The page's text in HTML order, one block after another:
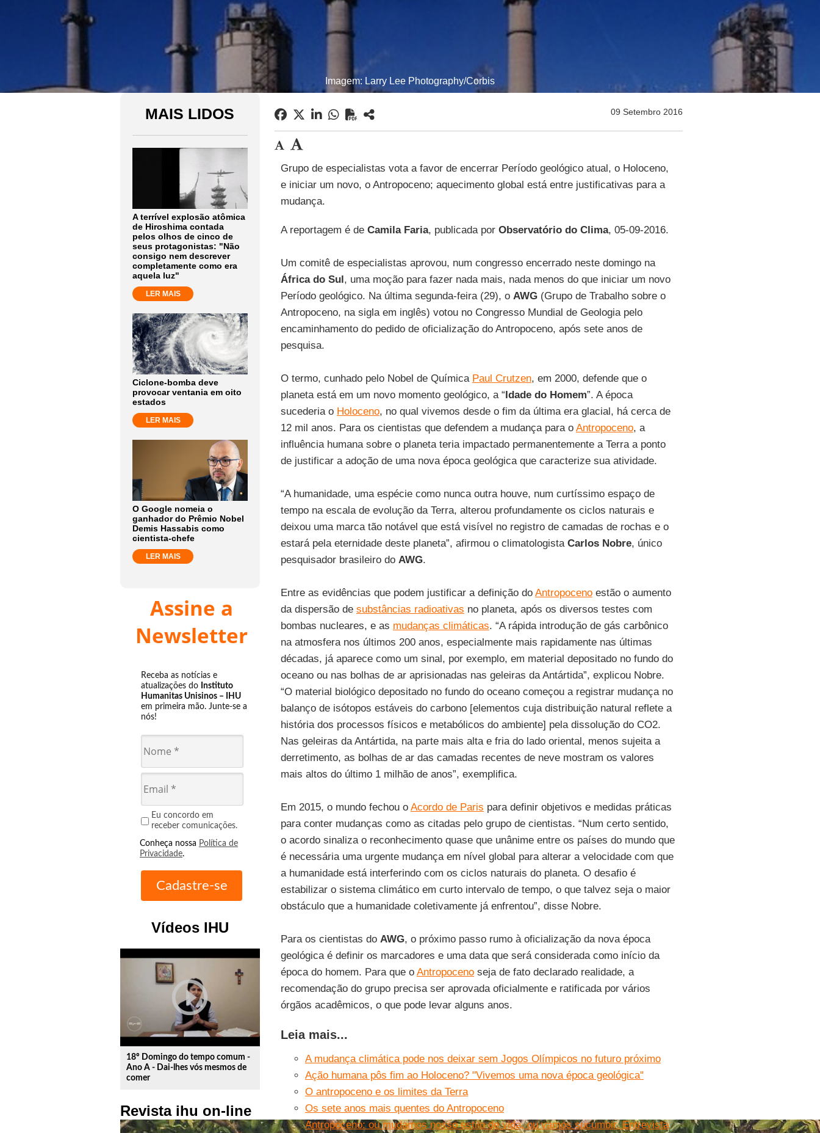
Imagem: Larry Lee Photography/Corbis
MAIS LIDOS
A terrível explosão atômica
de Hiroshima contada
pelos olhos de cinco de
seus protagonistas: "Não
consigo nem descrever
completamente como era
aquela luz"
LER MAIS
Ciclone-bomba deve
provocar ventania em oito
estados
LER MAIS
O Google nomeia o
ganhador do Prêmio Nobel
Demis Hassabis como
cientista-chefe
LER MAIS
Assine a
Newsletter
Receba as notícias e
atualizações do Instituto
Humanitas Unisinos – IHU
em primeira mão. Junte-se a
nós!
Eu concordo em
receber comunicações.
Conheça nossa Política de
Privacidade.
Vídeos IHU
play_circle_outline
18º Domingo do tempo comum -
Ano A - Dai-lhes vós mesmos de
comer
Revista ihu on-line
09 Setembro 2016
Grupo de especialistas vota a favor de encerrar Período geológico atual, o Holoceno,
e iniciar um novo, o Antropoceno; aquecimento global está entre justificativas para a
mudança.
A reportagem é deCamila Faria, publicada por Observatório do Clima, 05-09-2016.
Um comitê de especialistas aprovou, num congresso encerrado neste domingo na
África do Sul, uma moção para fazer nada mais, nada menos do que iniciar um novo
Período geológico. Na última segunda-feira (29), o AWG(Grupo de Trabalho sobre o
Antropoceno, na sigla em inglês) votou no Congresso Mundial de Geologia pelo
encaminhamento do pedido de oficialização do Antropoceno, após sete anos de
pesquisa.
O termo, cunhado pelo Nobel de Química Paul Crutzen, em 2000, defende que o
planeta está em um novo momento geológico, a “Idade do Homem”. A época
sucederia o Holoceno, no qual vivemos desde o fim da última era glacial, há cerca de
12 mil anos. Para os cientistas que defendem a mudança para o Antropoceno, a
influência humana sobre o planeta teria impactado permanentemente a Terra a ponto
de justificar a adoção de uma nova época geológica que caracterize sua atividade.
“A humanidade, uma espécie como nunca outra houve, num curtíssimo espaço de
tempo na escala de evolução da Terra, alterou profundamente os ciclos naturais e
deixou uma marca tão notável que está visível no registro de camadas de rochas e o
estará pela eternidade deste planeta”, afirmou o climatologista Carlos Nobre, único
pesquisador brasileiro do AWG.
Entre as evidências que podem justificar a definição do Antropocenoestão o aumento
da dispersão de substâncias radioativas no planeta, após os diversos testes com
bombas nucleares, e as mudanças climáticas. “A rápida introdução de gás carbônico
na atmosfera nos últimos 200 anos, especialmente mais rapidamente nas últimas
décadas, já aparece como um sinal, por exemplo, em material depositado no fundo do
oceano ou nas bolhas de ar aprisionadas nas geleiras da Antártida”, explicou Nobre.
“O material biológico depositado no fundo do oceano começou a registrar mudança no
balanço de isótopos estáveis do carbono [elementos cuja distribuição natural reflete a
história dos processos físicos e metabólicos do ambiente] pela dissolução do CO2.
Nas geleiras da Antártida, na parte mais alta e fria do lado oriental, menos sujeita a
derretimento, as bolhas de ar das camadas recentes de neve mostram os valores
mais altos do último 1 milhão de anos”, exemplifica.
Em 2015, o mundo fechou o Acordo de Paris para definir objetivos e medidas práticas
para conter mudanças como as citadas pelo grupo de cientistas. “Num certo sentido,
o acordo sinaliza o reconhecimento quase que unânime entre os países do mundo que
é necessária uma urgente mudança em nível global para alterar a velocidade com que
a humanidade está interferindo com os ciclos naturais do planeta. O desafio é
estabilizar o sistema climático em curto intervalo de tempo, o que talvez seja o maior
obstáculo que a humanidade coletivamente já enfrentou”, disse Nobre.
Para os cientistas do AWG, o próximo passo rumo à oficialização da nova época
geológica é definir os marcadores e uma data que será considerada como início da
época do homem. Para que o Antropocenoseja de fato declarado realidade, a
recomendação do grupo precisa ser aprovada oficialmente e ratificada por vários
órgãos acadêmicos, o que pode levar alguns anos.
Leia mais...
A mudança climática pode nos deixar sem Jogos Olímpicos no futuro próximo
Ação humana pôs fim ao Holoceno? "Vivemos uma nova época geológica"
O antropoceno e os limites da Terra
Os sete anos mais quentes do Antropoceno
Antropoceno: ou mudamos nosso estilo de vida, ou vamos sucumbir. Entrevista